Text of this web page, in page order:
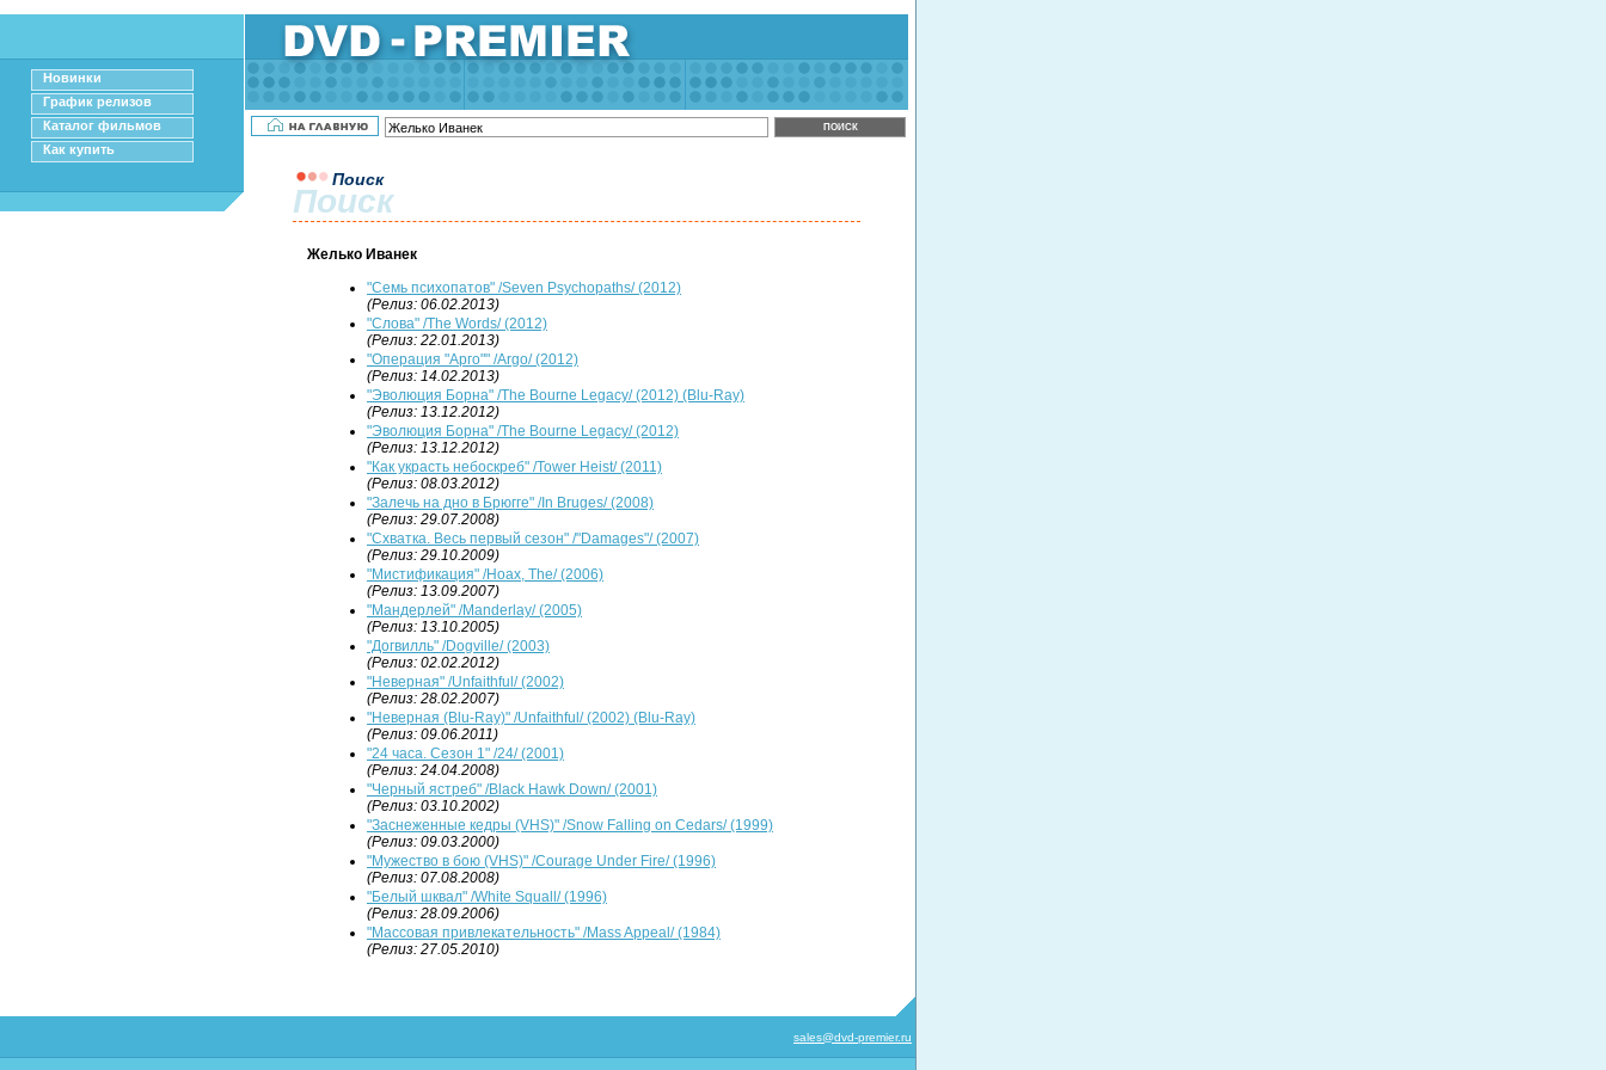
Новинки
График релизов
Каталог фильмов
Как купить
Поиск
Поиск
Желько Иванек
"Семь психопатов" /Seven Psychopaths/ (2012)
(Релиз: 06.02.2013)
"Слова" /The Words/ (2012)
(Релиз: 22.01.2013)
"Операция "Арго"" /Argo/ (2012)
(Релиз: 14.02.2013)
"Эволюция Борна" /The Bourne Legacy/ (2012) (Blu-Ray)
(Релиз: 13.12.2012)
"Эволюция Борна" /The Bourne Legacy/ (2012)
(Релиз: 13.12.2012)
"Как украсть небоскреб" /Tower Heist/ (2011)
(Релиз: 08.03.2012)
"Залечь на дно в Брюгге" /In Bruges/ (2008)
(Релиз: 29.07.2008)
"Схватка. Весь первый сезон" /"Damages"/ (2007)
(Релиз: 29.10.2009)
"Мистификация" /Hoax, The/ (2006)
(Релиз: 13.09.2007)
"Мандерлей" /Manderlay/ (2005)
(Релиз: 13.10.2005)
"Догвилль" /Dogville/ (2003)
(Релиз: 02.02.2012)
"Неверная" /Unfaithful/ (2002)
(Релиз: 28.02.2007)
"Неверная (Blu-Ray)" /Unfaithful/ (2002) (Blu-Ray)
(Релиз: 09.06.2011)
"24 часа. Сезон 1" /24/ (2001)
(Релиз: 24.04.2008)
"Черный ястреб" /Black Hawk Down/ (2001)
(Релиз: 03.10.2002)
"Заснеженные кедры (VHS)" /Snow Falling on Cedars/ (1999)
(Релиз: 09.03.2000)
"Мужество в бою (VHS)" /Courage Under Fire/ (1996)
(Релиз: 07.08.2008)
"Белый шквал" /White Squall/ (1996)
(Релиз: 28.09.2006)
"Массовая привлекательность" /Mass Appeal/ (1984)
(Релиз: 27.05.2010)
sales@dvd-premier.ru